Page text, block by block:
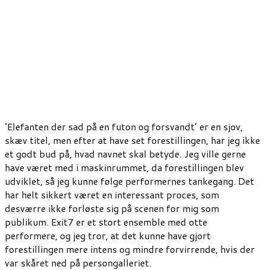
‘Elefanten der sad på en futon og forsvandt’ er en sjov,
skæv titel, men efter at have set forestillingen, har jeg ikke
et godt bud på, hvad navnet skal betyde. Jeg ville gerne
have været med i maskinrummet, da forestillingen blev
udviklet, så jeg kunne følge performernes tankegang. Det
har helt sikkert været en interessant proces, som
desværre ikke forløste sig på scenen for mig som
publikum. Exit7 er et stort ensemble med otte
performere, og jeg tror, at det kunne have gjort
forestillingen mere intens og mindre forvirrende, hvis der
var skåret ned på persongalleriet.